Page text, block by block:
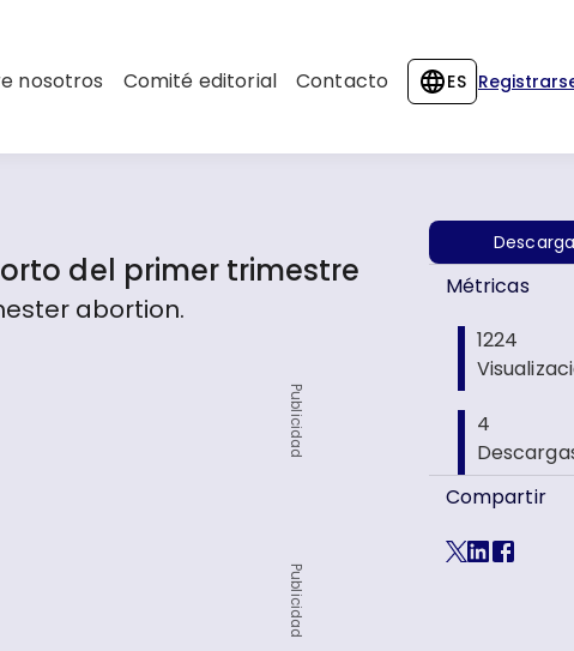
nosotros Comité editorial Contacto ES
del primer trimestre
abortion.
Publicidad
Publicidad
Métricas
1224
4
Compartir